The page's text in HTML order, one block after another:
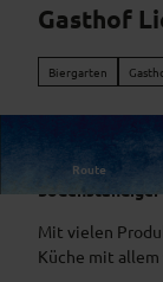
Gasthof
Biergarten
Route
Im Gasthof
Mit vielen
Küche mit allem